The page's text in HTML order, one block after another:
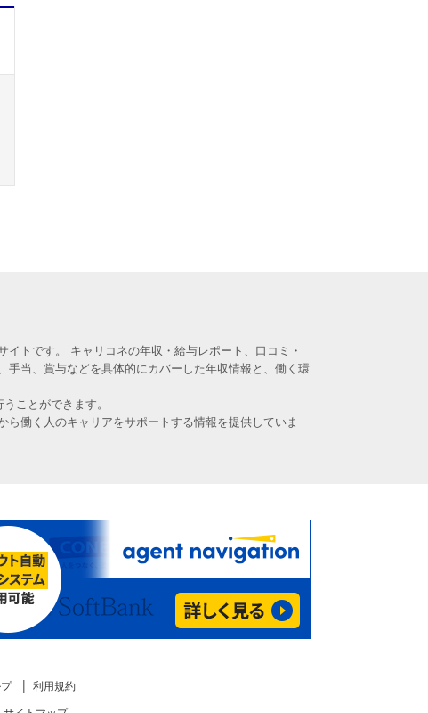
トです。 キャリコネの年収・給与レポート、口コミ・
当、賞与などを具体的にカバーした年収情報と、働く環
ことができます。
働く人のキャリアをサポートする情報を提供していま
利用規約